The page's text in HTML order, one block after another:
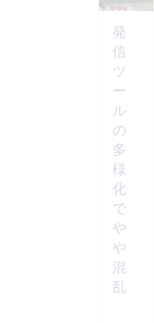
発
信
ツ
ー
ル
の
多
様
化
で
や
や
混
乱